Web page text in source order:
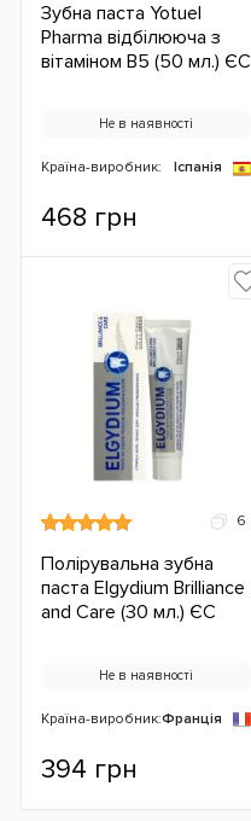
Зубна паста Yotuel
Pharma відбілююча з
вітаміном В5 (50 мл.) ЄС
Не в наявності
Країна-виробник: Іспанія
468 грн
6
Полірувальна зубна
паста Elgydium Brilliance
and Care (30 мл.) ЄС
Не в наявності
Країна-виробник:Франція
394 грн